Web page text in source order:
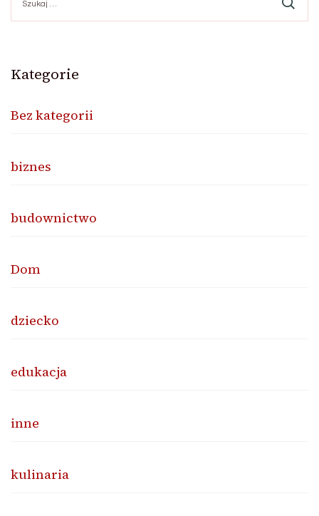
wpisach
Kategorie
Bez kategorii
biznes
budownictwo
Dom
dziecko
edukacja
inne
kulinaria